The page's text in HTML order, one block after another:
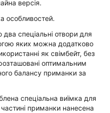
версія.
особливостей.
два спеціальні отвори для
яких можна додатково
як свімбейт, без
оптимальним
балансу приманки за
спеціальна виїмка для
приманки нанесена